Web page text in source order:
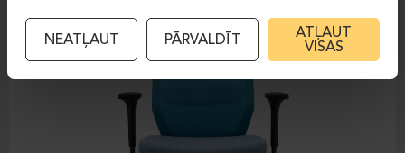
NEATĻAUT PĀRVALDĪT
ATĻAUT
VISAS